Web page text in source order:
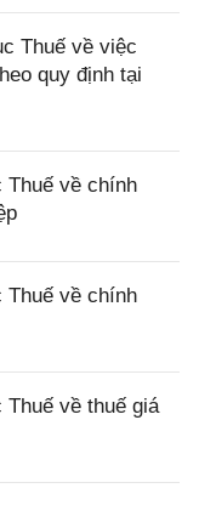
Thuế về việc
quy định tại
Thuế về chính
Thuế về chính
Thuế về thuế giá